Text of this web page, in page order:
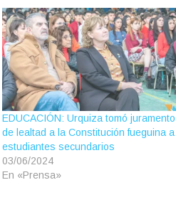
EDUCACIÓN: Urquiza tomó juramento
de lealtad a la Constitución fueguina a
estudiantes secundarios
03/06/2024
En «Prensa»